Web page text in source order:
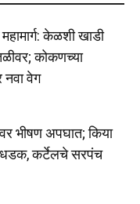
केळशी खाडी
कोकणच्या
नवा वेग
भीषण अपघात; किया
कर्टेलचे सरपंच